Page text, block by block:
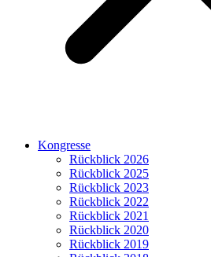
Kongresse
Rückblick 2026
Rückblick 2025
Rückblick 2023
Rückblick 2022
Rückblick 2021
Rückblick 2020
Rückblick 2019